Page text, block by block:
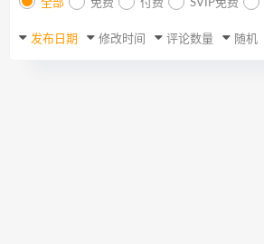
全部 免费 付费 SVIP免费
发布日期 修改时间 评论数量 随机